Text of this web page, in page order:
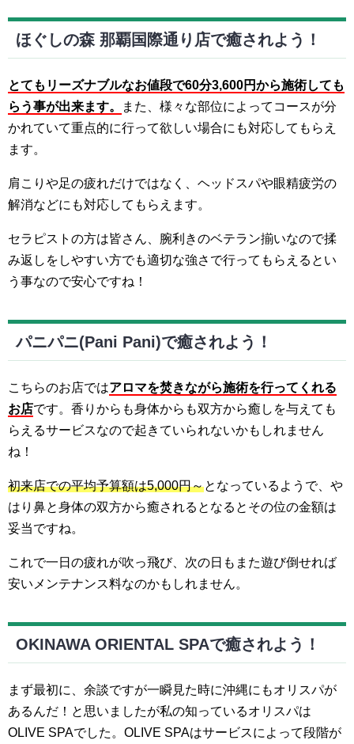
ほぐしの森 那覇国際通り店で癒されよう！
とてもリーズナブルなお値段で60分3,600円から施術しても
らう事が出来ます。
また、様々な部位によってコースが分
かれていて重点的に行って欲しい場合にも対応してもらえ
ます。
肩こりや足の疲れだけではなく、ヘッドスパや眼精疲労の
解消などにも対応してもらえます。
セラピストの方は皆さん、腕利きのベテラン揃いなので揉
み返しをしやすい方でも適切な強さで行ってもらえるとい
う事なので安心ですね！
パニパニ(Pani Pani)で癒されよう！
こちらのお店ではアロマを焚きながら施術を行ってくれる
お店です。香りからも身体からも双方から癒しを与えても
らえるサービスなので起きていられないかもしれません
ね！
初来店での平均予算額は5,000円～となっているようで、や
はり鼻と身体の双方から癒されるとなるとその位の金額は
妥当ですね。
これで一日の疲れが吹っ飛び、次の日もまた遊び倒せれば
安いメンテナンス料なのかもしれません。
OKINAWA ORIENTAL SPAで癒されよう！
まず最初に、余談ですが一瞬見た時に沖縄にもオリスパが
あるんだ！と思いましたが私の知っているオリスパは
OLIVE SPAでした。OLIVE SPAはサービスによって段階が